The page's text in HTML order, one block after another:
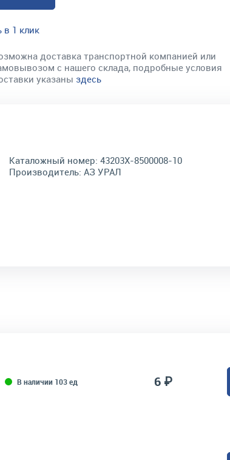
в 1 клик
доставка транспортной компанией или
с нашего склада, подробные условия
указаны здесь
Каталожный номер: 43203Х-8500008-10
Производитель: АЗ УРАЛ
В наличии 103 ед 6 ₽